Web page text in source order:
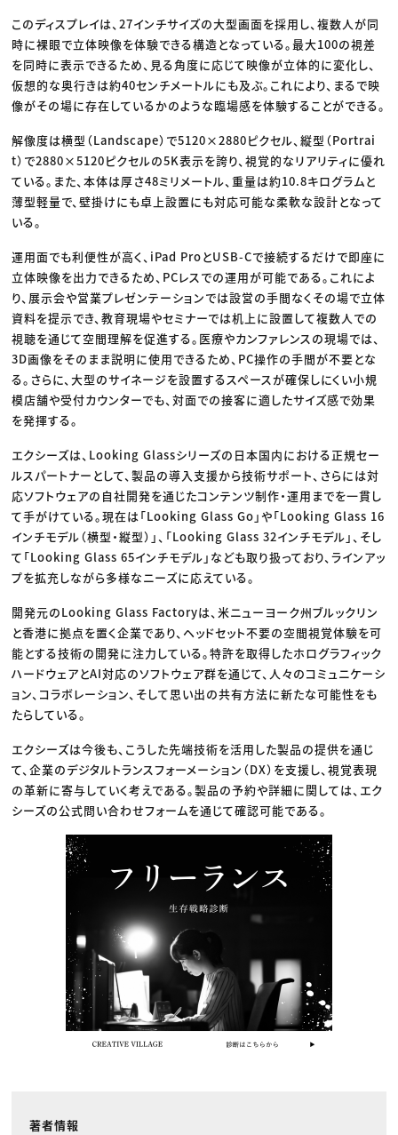
このディスプレイは、27インチサイズの大型画面を採用し、複数人が同
時に裸眼で立体映像を体験できる構造となっている。最大100の視差
を同時に表示できるため、見る角度に応じて映像が立体的に変化し、
仮想的な奥行きは約40センチメートルにも及ぶ。これにより、まるで映
像がその場に存在しているかのような臨場感を体験することができる。
解像度は横型（Landscape）で5120×2880ピクセル、縦型（Portrai
t）で2880×5120ピクセルの5K表示を誇り、視覚的なリアリティに優れ
ている。また、本体は厚さ48ミリメートル、重量は約10.8キログラムと
薄型軽量で、壁掛けにも卓上設置にも対応可能な柔軟な設計となって
いる。
運用面でも利便性が高く、iPad ProとUSB-Cで接続するだけで即座に
立体映像を出力できるため、PCレスでの運用が可能である。これによ
り、展示会や営業プレゼンテーションでは設営の手間なくその場で立体
資料を提示でき、教育現場やセミナーでは机上に設置して複数人での
視聴を通じて空間理解を促進する。医療やカンファレンスの現場では、
3D画像をそのまま説明に使用できるため、PC操作の手間が不要とな
る。さらに、大型のサイネージを設置するスペースが確保しにくい小規
模店舗や受付カウンターでも、対面での接客に適したサイズ感で効果
を発揮する。
エクシーズは、Looking Glassシリーズの日本国内における正規セー
ルスパートナーとして、製品の導入支援から技術サポート、さらには対
応ソフトウェアの自社開発を通じたコンテンツ制作・運用までを一貫し
て手がけている。現在は「Looking Glass Go」や「Looking Glass 16
インチモデル（横型・縦型）」、「Looking Glass 32インチモデル」、そし
て「Looking Glass 65インチモデル」なども取り扱っており、ラインアッ
プを拡充しながら多様なニーズに応えている。
開発元のLooking Glass Factoryは、米ニューヨーク州ブルックリン
と香港に拠点を置く企業であり、ヘッドセット不要の空間視覚体験を可
能とする技術の開発に注力している。特許を取得したホログラフィック
ハードウェアとAI対応のソフトウェア群を通じて、人々のコミュニケーシ
ョン、コラボレーション、そして思い出の共有方法に新たな可能性をも
たらしている。
エクシーズは今後も、こうした先端技術を活用した製品の提供を通じ
て、企業のデジタルトランスフォーメーション（DX）を支援し、視覚表現
の革新に寄与していく考えである。製品の予約や詳細に関しては、エク
シーズの公式問い合わせフォームを通じて確認可能である。
著者情報